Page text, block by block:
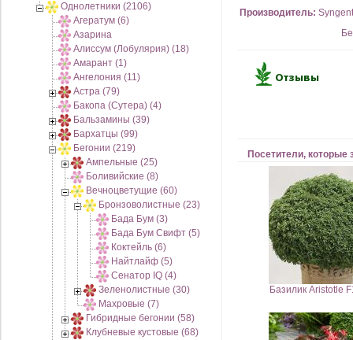
Однолетники (2106)
Агератум (6)
Азарина
Алиссум (Лобулярия) (18)
Амарант (1)
Ангелония (11)
Астра (79)
Бакопа (Сутера) (4)
Бальзамины (39)
Бархатцы (99)
Бегонии (219)
Ампельные (25)
Боливийские (8)
Вечноцветущие (60)
Бронзоволистные (23)
Бада Бум (3)
Бада Бум Свифт (5)
Коктейль (6)
Найтлайф (5)
Сенатор IQ (4)
Зеленолистные (30)
Махровые (7)
Гибридные бегонии (58)
Клубневые кустовые (68)
Производитель:
Посетители,
Базилик Aristotle